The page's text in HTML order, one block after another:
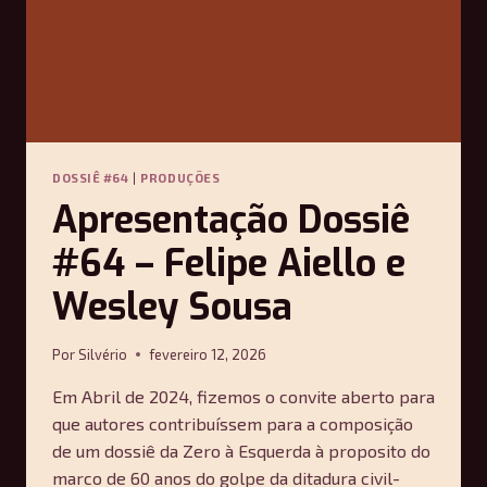
DOSSIÊ #64 | PRODUÇÕES
Apresentação Dossiê
#64 – Felipe Aiello e
Wesley Sousa
PorSilvério fevereiro 12, 2026
Em Abril de 2024, fizemos o convite aberto para
que autores contribuíssem para a composição
de um dossiê da Zero à Esquerda à proposito do
marco de 60 anos do golpe da ditadura civil-